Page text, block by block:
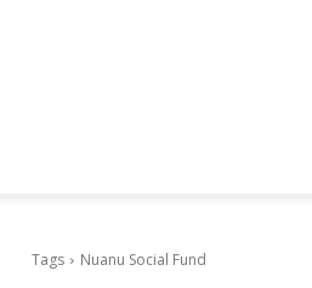
Tags Nuanu Social Fund